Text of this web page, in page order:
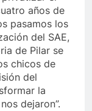
años de
pasamos los
del SAE,
de Pilar se
chicos de
del
la
dejaron”.